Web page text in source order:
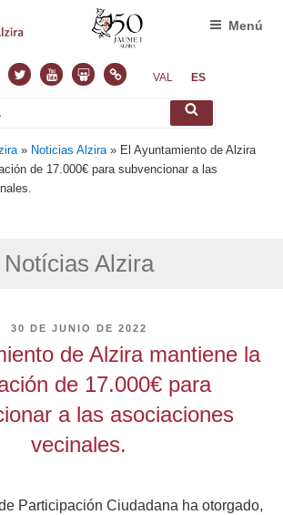
TwitterYoutubeSlideshare
NormasVAL ES
Buscar
Menú
» Noticias Alzira » El Ayuntamiento de Alzira
de 17.000€ para subvencionar a las
Notícias Alzira
PUBLICADO
30 DE JUNIO DE 2022
de Alzira mantiene la
de 17.000€ para
a las asociaciones
vecinales.
Participación Ciudadana ha otorgado,